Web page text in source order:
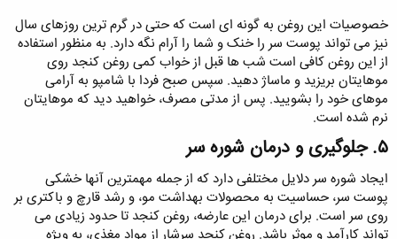
خصوصیات این روغن به گونه ای است که حتی در گرم‌ ترین روزهای سال
نیز می تواند پوست سر را خنک و شما را آرام نگه دارد. به منظور استفاده
از این روغن کافی است شب ‌ها قبل از خواب کمی روغن کنجد روی
موهایتان بریزید و ماساژ دهید. سپس صبح فردا با شامپو به آرامی
موهای خود را بشویید. پس از مدتی مصرف، خواهید دید که موهایتان
نرم شده است.
۵. جلوگیری و درمان شوره سر​
ایجاد شوره سر دلایل مختلفی دارد که از جمله مهمترین آنها خشکی
پوست سر، حساسیت به محصولات بهداشت مو، و رشد قارچ و باکتری بر
روی سر است. برای درمان این عارضه، روغن کنجد تا حدود زیادی می